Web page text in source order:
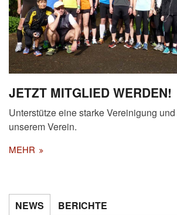
JETZT MITGLIED WERDEN!
Unterstütze eine starke Vereinigung
unserem Verein.
MEHR
NEWS BERICHTE